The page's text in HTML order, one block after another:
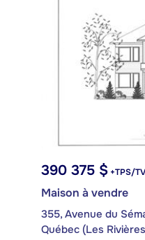
390 375 $ +TPS/
Maison à vendre
355, Avenue du
Québec (Les